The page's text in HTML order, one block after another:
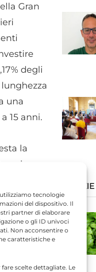
tecnologie
del dispositivo. Il
partner di elaborare
o gli ID univoci
Non acconsentire o
caratteristiche e
scelte dettagliate. Le
Gran
degli
una
15 anni.
la
de’
che
NOTIZIE